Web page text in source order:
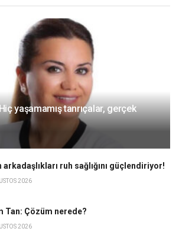
yaşamamış tanrıçalar, gerçek
arkadaşlıkları ruh sağlığını güçlendiriyor!
2026
Tan: Çözüm nerede?
2026